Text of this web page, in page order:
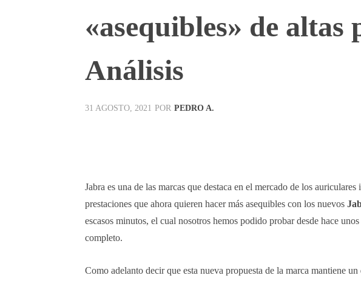
«asequibles» de altas
Análisis
31 AGOSTO, 2021 POR PEDRO A.
Jabra es una de las marcas que destaca en el mercado de los
prestaciones que ahora quieren hacer más asequibles con los nuevos
escasos minutos, el cual nosotros hemos podido probar desde hace
completo.
Como adelanto decir que esta nueva propuesta de la marca mantiene